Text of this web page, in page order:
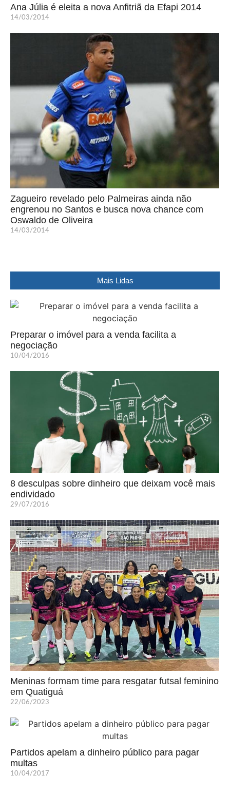
Ana Júlia é eleita a nova Anfitriã da Efapi 2014
14/03/2014
Zagueiro revelado pelo Palmeiras ainda não
engrenou no Santos e busca nova chance com
Oswaldo de Oliveira
14/03/2014
Mais Lidas
Preparar o imóvel para a venda facilita a
negociação
10/04/2016
8 desculpas sobre dinheiro que deixam você mais
endividado
29/07/2016
Meninas formam time para resgatar futsal feminino
em Quatiguá
22/06/2023
Partidos apelam a dinheiro público para pagar
multas
10/04/2017